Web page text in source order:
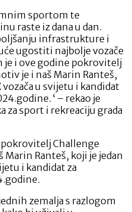
sportom te
raste iz dana u dan.
infrastrukture i
ugostiti najbolje vozače
je i ove godine pokrovitelj
je i naš Marin Ranteš,
u svijetu i kandidat
‘ – rekao je
za sport i rekreaciju grada
pokrovitelj Challenge
Ranteš, koji je jedan
i kandidat za
zemalja s razlogom